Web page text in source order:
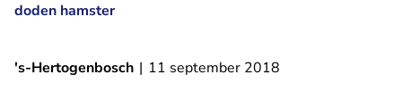
doden hamster
's-Hertogenbosch | 11 september 2018